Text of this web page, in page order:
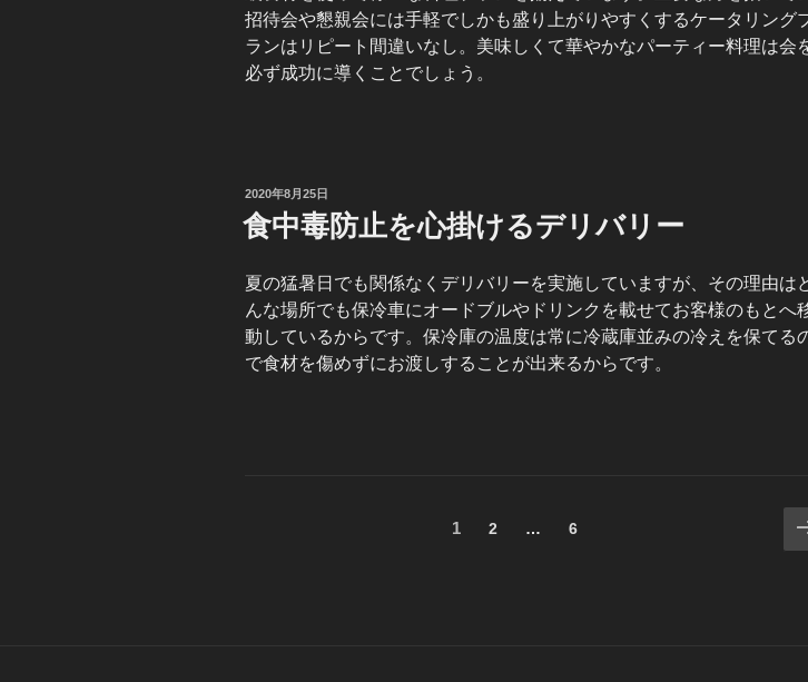
招待会や懇親会には手軽でしかも盛り上がりやすくするケータリング
ランはリピート間違いなし。美味しくて華やかなパーティー料理は会
必ず成功に導くことでしょう。
投
稿
日:
2020年8月25日
食中毒防止を心掛けるデリバリー
夏の猛暑日でも関係なくデリバリーを実施していますが、その理由は
んな場所でも保冷車にオードブルやドリンクを載せてお客様のもとへ
動しているからです。保冷庫の温度は常に冷蔵庫並みの冷えを保てる
で食材を傷めずにお渡しすることが出来るからです。
固
1
固
2 …
固
6